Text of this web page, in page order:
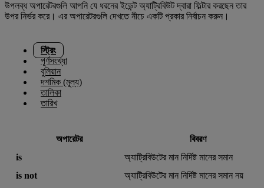
উপলব্ধ অপারেটরগুলি আপনি যে ধরনের ইভেন্ট অ্যাট্রিবিউট দ্বারা ফিল্টার করছেন তার
উপর নির্ভর করে। এর অপারেটরগুলি দেখতে নীচে একটি প্রকার নির্বাচন করুন।
স্ট্রিং
পূর্ণসংখ্যা
বুলিয়ান
দশমিক (মূল্য)
তালিকা
তারিখ
অপারেটর
বিবরণ
is
অ্যাট্রিবিউটের মান নির্দিষ্ট মানের সমান
is not
অ্যাট্রিবিউটের মান নির্দিষ্ট মানের সমান নয়